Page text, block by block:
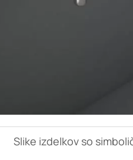
Slike izdelkov so
Te piškotke